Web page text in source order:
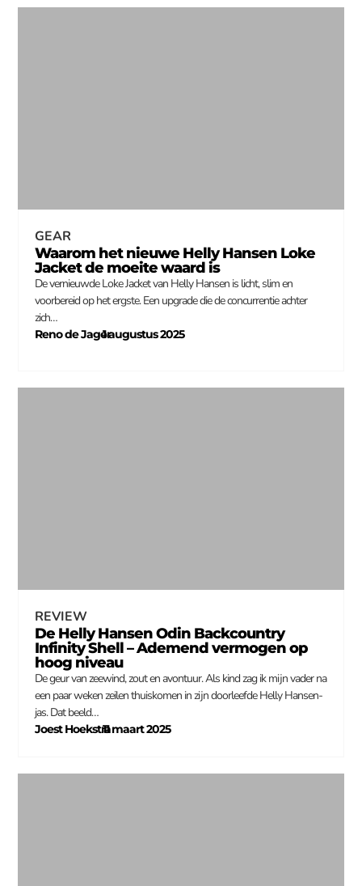
GEAR
Waarom het nieuwe Helly Hansen Loke
Jacket de moeite waard is
De vernieuwde Loke Jacket van Helly Hansen is licht, slim en
voorbereid op het ergste. Een upgrade die de concurrentie achter
zich…
Reno de Jager
–
1 augustus 2025
REVIEW
De Helly Hansen Odin Backcountry
Infinity Shell – Ademend vermogen op
hoog niveau
De geur van zeewind, zout en avontuur. Als kind zag ik mijn vader na
een paar weken zeilen thuiskomen in zijn doorleefde Helly Hansen-
jas. Dat beeld…
Joest Hoekstra
–
11 maart 2025